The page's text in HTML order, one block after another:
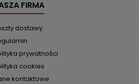
FIRMA
dostawy
prywatności
cookies
kontaktowe